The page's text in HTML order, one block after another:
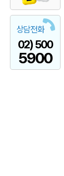
상담전화
02) 500
5900